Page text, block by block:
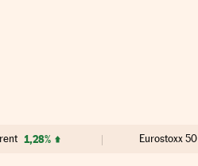
1,28% Eurostoxx 50